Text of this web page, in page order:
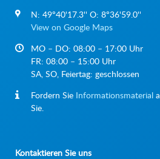
N: 49°40'17.3'' O: 8°36'59.0''
View on Google Maps
MO – DO: 08:00 – 17:00 Uhr
FR: 08:00 – 15:00 Uhr
SA, SO, Feiertag: geschlossen
Fordern Sie Informationsmaterial
Sie.
Kontaktieren Sie uns